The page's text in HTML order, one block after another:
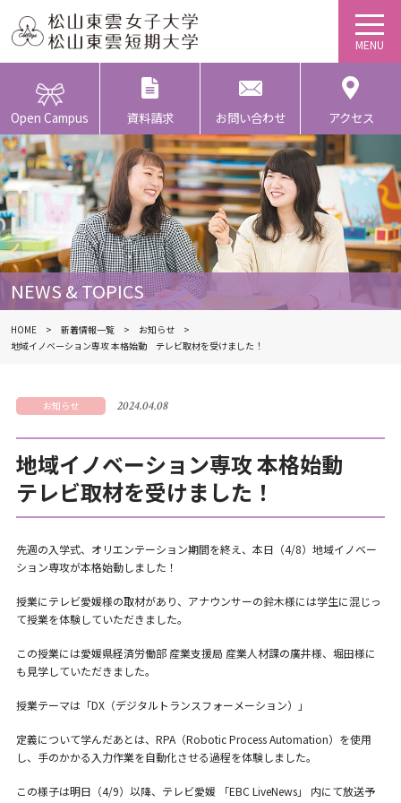
Open Campus 資料請求 お問い合わせ アクセス
NEWS & TOPICS
HOME 新着情報一覧
お知らせ
地域イノベーション専攻 本格始動 テレビ取材を受けました！
お知らせ 2024.04.08
地域イノベーション専攻 本格始動
テレビ取材を受けました！
先週の入学式、オリエンテーション期間を終え、本日（4/8）地域イノベー
ション専攻が本格始動しました！
授業にテレビ愛媛様の取材があり、アナウンサーの鈴木様には学生に混じっ
て授業を体験していただきました。
この授業には愛媛県経済労働部 産業支援局 産業人材課の廣井様、堀田様に
も見学していただきました。
授業テーマは「DX（デジタルトランスフォーメーション）」
定義について学んだあとは、RPA（Robotic Process Automation）を使用
し、手のかかる入力作業を自動化させる過程を体験しました。
この様子は明日（4/9）以降、テレビ愛媛 「EBC LiveNews」 内にて放送予